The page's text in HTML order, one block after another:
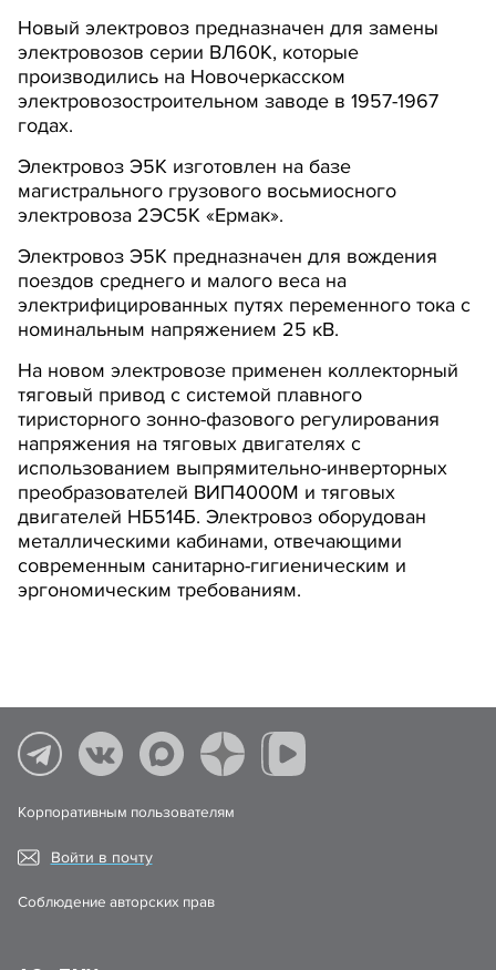
Новый электровоз предназначен для замены
электровозов серии ВЛ60К, которые
производились на Новочеркасском
электровозостроительном заводе в 1957-1967
годах.
Электровоз Э5К изготовлен на базе
магистрального грузового восьмиосного
электровоза 2ЭС5К «Ермак».
Электровоз Э5К предназначен для вождения
поездов среднего и малого веса на
электрифицированных путях переменного тока с
номинальным напряжением 25 кВ.
На новом электровозе применен коллекторный
тяговый привод с системой плавного
тиристорного зонно-фазового регулирования
напряжения на тяговых двигателях с
использованием выпрямительно-инверторных
преобразователей ВИП4000М и тяговых
двигателей НБ514Б. Электровоз оборудован
металлическими кабинами, отвечающими
современным санитарно-гигиеническим и
эргономическим требованиям.
Корпоративным пользователям
Войти в почту
Соблюдение авторских прав